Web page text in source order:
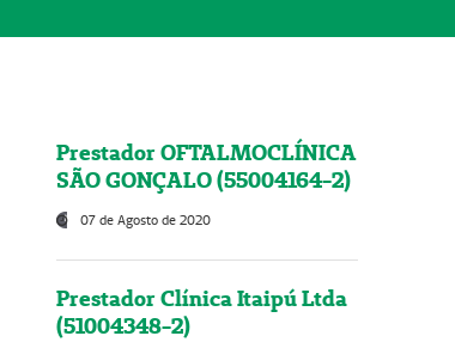
Prestador OFTALMOCLÍNICA
SÃO GONÇALO (55004164-2)
07 de Agosto de 2020
Prestador Clínica Itaipú Ltda
(51004348-2)